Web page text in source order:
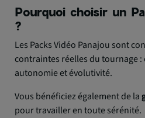
Pourquoi choisir un
?
Les Packs Vidéo Panajou sont
contraintes réelles du tournage
autonomie et évolutivité.
Vous bénéficiez également de la
pour travailler en toute sérénité.